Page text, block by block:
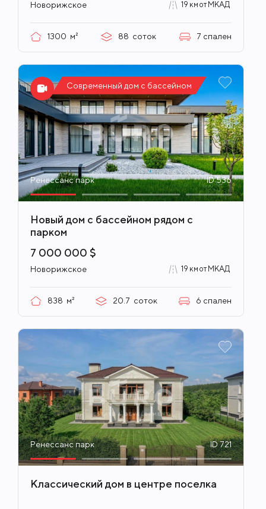
Новорижское 19 км от МКАД
1300 м² 88 соток 7 спален
Современный дом с бассейном
Ренессанс парк ID 536
Новый дом с бассейном рядом с
парком
7 000 000 $
Новорижское 19 км от МКАД
838 м² 20.7 соток 6 спален
Ренессанс парк ID 721
Классический дом в центре поселка